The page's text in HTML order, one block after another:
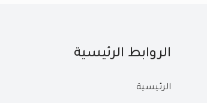
الروابط الرئيسية
الرئيسية